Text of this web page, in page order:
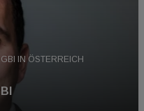
IN ÖSTERREICH